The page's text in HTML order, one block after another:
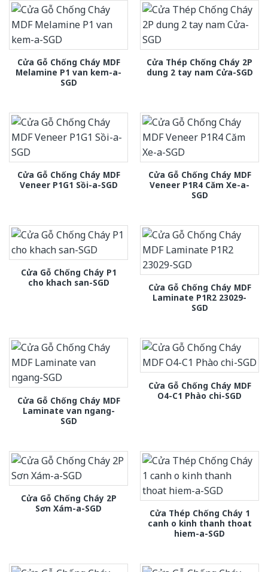
Cửa Gỗ Chống Cháy MDF
Melamine P1 van kem-a-
SGD
Cửa Thép Chống Cháy 2P
dung 2 tay nam Cửa-SGD
Cửa Gỗ Chống Cháy MDF
Veneer P1G1 Sồi-a-SGD
Cửa Gỗ Chống Cháy MDF
Veneer P1R4 Căm Xe-a-
SGD
Cửa Gỗ Chống Cháy P1
cho khach san-SGD
Cửa Gỗ Chống Cháy MDF
Laminate P1R2 23029-
SGD
Cửa Gỗ Chống Cháy MDF
Laminate van ngang-
SGD
Cửa Gỗ Chống Cháy MDF
O4-C1 Phào chi-SGD
Cửa Gỗ Chống Cháy 2P
Sơn Xám-a-SGD
Cửa Thép Chống Cháy 1
canh o kinh thanh thoat
hiem-a-SGD